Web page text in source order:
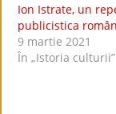
Ion Istrate, un
publicistica
9 martie 2021
În „Istoria culturii”